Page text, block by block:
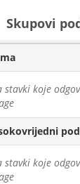
Skupovi
stavki koje
stavki koje